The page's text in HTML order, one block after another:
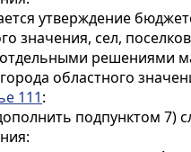
утверждение
значения, сел,
решениями
областного
111:
подпунктом 7)